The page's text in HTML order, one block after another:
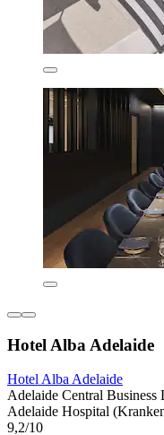
Hotel Alba Adelaide
Hotel Alba Adelaide
Adelaide Central
Adelaide Hospital
9,2/10